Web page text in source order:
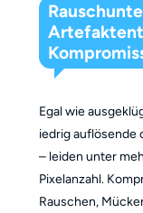
Egal wie
iedrig auflösende
– leiden unter
Pixelanzahl.
Rauschen,